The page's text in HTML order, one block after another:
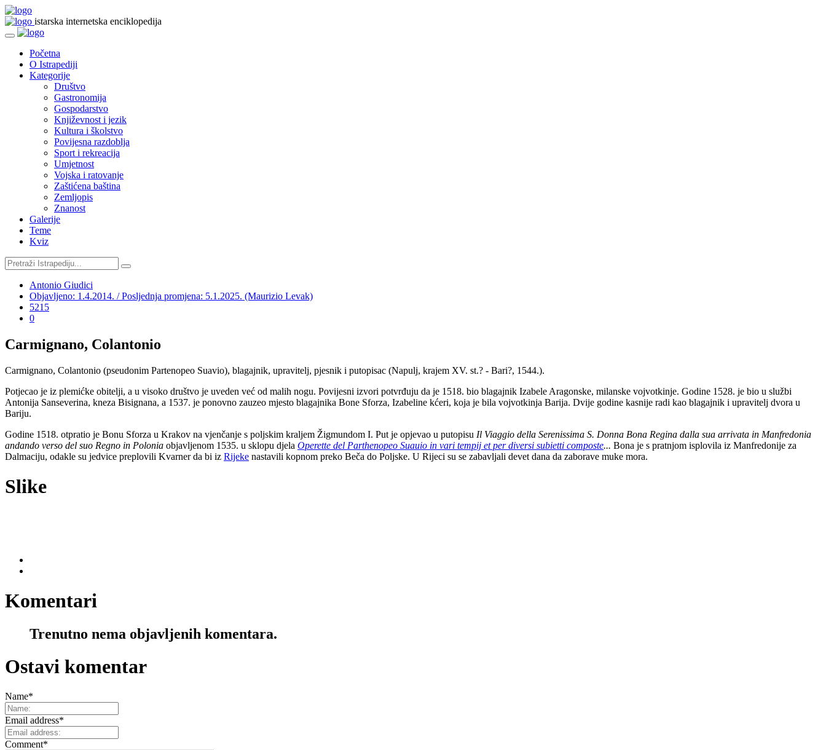
istarska internetska enciklopedija
Početna
O Istrapediji
Kategorije
Društvo
Gastronomija
Gospodarstvo
Književnost i jezik
Kultura i školstvo
Povijesna razdoblja
Sport i rekreacija
Umjetnost
Vojska i ratovanje
Zaštićena baština
Zemljopis
Znanost
Galerije
Teme
Kviz
Antonio Giudici
Objavljeno: 1.4.2014. / Posljednja promjena: 5.1.2025. (Maurizio Levak)
5215
0
Carmignano, Colantonio
Carmignano, Colantonio (pseudonim Partenopeo Suavio), blagajnik, upravitelj, pjesnik i putopisac (Napulj, krajem XV. st.? - Bari?, 1544.).
Potjecao je iz plemićke obitelji, a u visoko društvo je uveden već od malih nogu. Povijesni izvori potvrđuju da je 1518. bio blagajnik Izabele Aragonske, milanske vojvotkinje. Godine 1528. je bio u službi
Antonija Sanseverina, kneza Bisignana, a 1537. je ponovno zauzeo mjesto blagajnika Bone Sforza, Izabeline kćeri, koja je bila vojvotkinja Barija. Dvije godine kasnije radi kao blagajnik i upravitelj dvora u
Bariju.
Godine 1518. otpratio je Bonu Sforza u Krakov na vjenčanje s poljskim kraljem Žigmundom I. Put je opjevao u putopisu Il Viaggio della Serenissima S. Donna Bona Regina dalla sua arrivata in Manfredonia
andando verso del suo Regno in Polonia objavljenom 1535. u sklopu djela Operette del Parthenopeo Suauio in vari tempij et per diversi subietti composte... Bona je s pratnjom isplovila iz Manfredonije za
Dalmaciju, odakle su jedvice preplovili Kvarner da bi iz Rijeke nastavili kopnom preko Beča do Poljske. U Rijeci su se zabavljali devet dana da zaborave muke mora.
Slike
Komentari
Trenutno nema objavljenih komentara.
Ostavi komentar
Name*
Email address*
Comment*